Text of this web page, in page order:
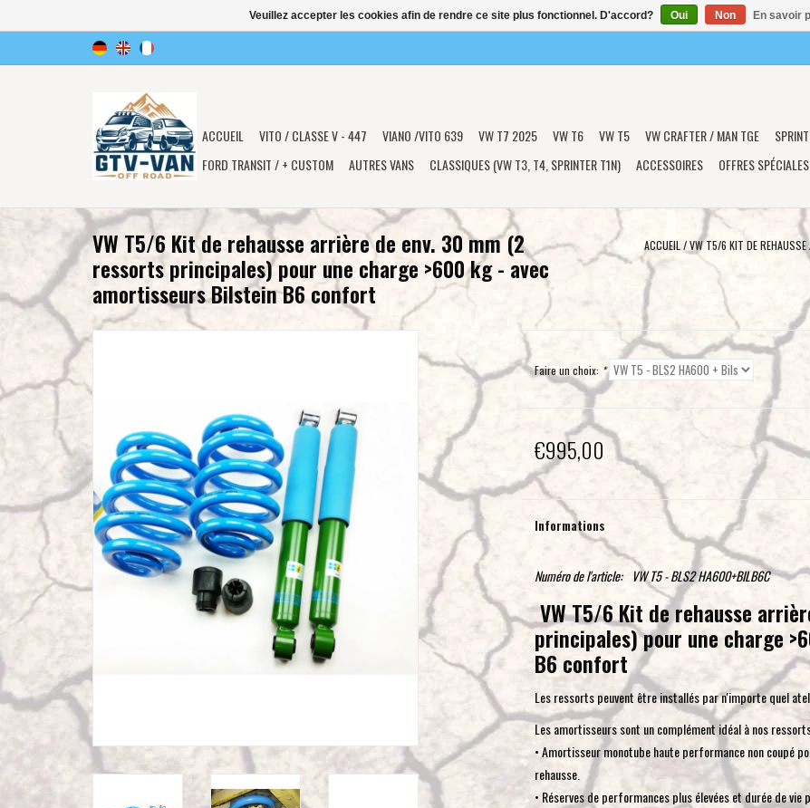
ACCUEIL VITO / CLASSE V - 447 VIANO /VITO 639 VW T7 2025 VW T6 VW T5 VW CRAFTER / MAN TGE
FORD TRANSIT / + CUSTOM
AUTRES VANS CLASSIQUES (VW T3, T4, SPRINTER T1N) ACCESSOIRES OFFRES SPÉCIALES
VW T5/6 Kit de rehausse arrière de env. 30 mm (2
ressorts principales) pour une charge >600 kg - avec
amortisseurs Bilstein B6 confort
ACCUEIL/VW T5/6 KIT DE REHAUSSE
Faire un choix: *
€995,00
Informations
Numéro de l'article: VW T5 - BLS2 HA600+BILB6C
VW T5/6 Kit de rehausse
principales) pour une charge
B6 confort
Les ressorts peuvent être installés par n'importe quel
Les amortisseurs sont un complément idéal à nos
• Amortisseur monotube haute performance non
rehausse.
• Réserves de performances plus élevées et durée de
Veuillez accepter les cookies afin de rendre ce site plus fonctionnel. D'accord? Oui Non En savoir